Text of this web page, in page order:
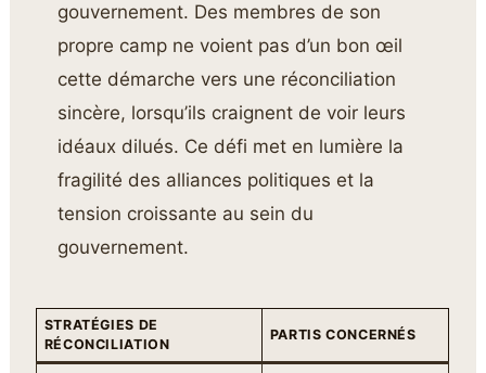
gouvernement. Des membres de son
propre camp ne voient pas d’un bon œil
cette démarche vers une réconciliation
sincère, lorsqu’ils craignent de voir leurs
idéaux dilués. Ce défi met en lumière la
fragilité des alliances politiques et la
tension croissante au sein du
gouvernement.
STRATÉGIES DE
RÉCONCILIATION
PARTIS CONCERNÉS